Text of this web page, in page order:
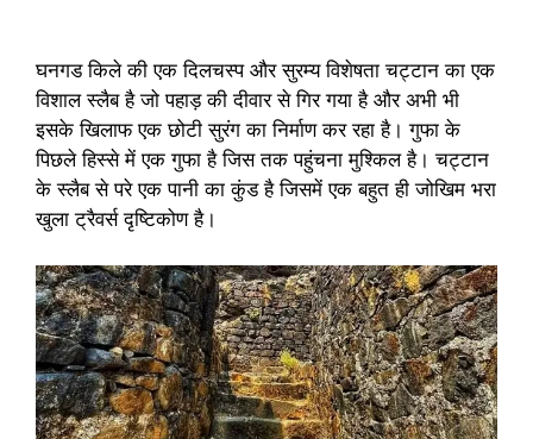
घनगड किले की एक दिलचस्प और सुरम्य विशेषता चट्टान का एक
विशाल स्लैब है जो पहाड़ की दीवार से गिर गया है और अभी भी
इसके खिलाफ एक छोटी सुरंग का निर्माण कर रहा है। गुफा के
पिछले हिस्से में एक गुफा है जिस तक पहुंचना मुश्किल है। चट्टान
के स्लैब से परे एक पानी का कुंड है जिसमें एक बहुत ही जोखिम भरा
खुला ट्रैवर्स दृष्टिकोण है।